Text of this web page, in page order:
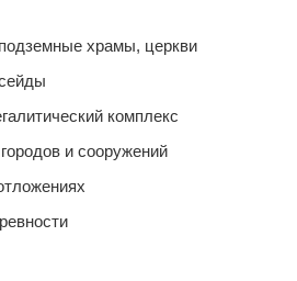
храмы, церкви
комплекс
и сооружений